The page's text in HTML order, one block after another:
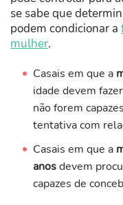
se sabe que
podem condicionar a
mulher.
Casais em que a
idade devem
não forem
tentativa com
Casais em que a
anosdevem
capazes de